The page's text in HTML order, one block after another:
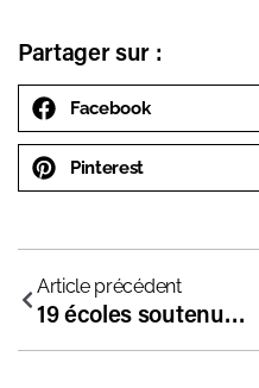
Partager sur :
Facebook
Pinterest
Article précédent
19 écoles soutenues financièrement en février